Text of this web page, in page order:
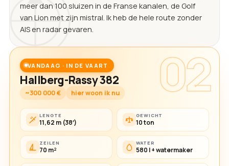
meer dan 100 sluizen in de Franse kanalen, de Golf
van Lion met zijn mistral. Ik heb de hele route zonder
AIS en radar gevaren.
02
VANDAAG · IN DE VAART
Hallberg-Rassy 382
~300 000 € hier woon ik nu
LENGTE
11,62 m (38′)
GEWICHT
10 ton
ZEILEN
70 m²
WATER
580 l + watermaker